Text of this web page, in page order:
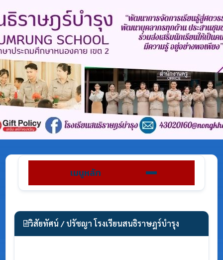
เมนูหลัก
วิสัยทัศน์ / ปรัชญา โรงเรียนสนธิราษฎร์บำรุง